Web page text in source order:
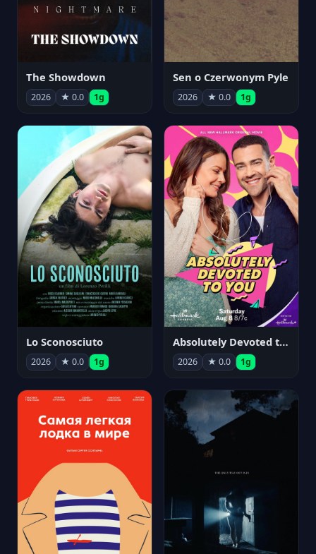
The Showdown
2026 ★ 0.0 1g
Sen o Czerwonym Pyle
2026 ★ 0.0 1g
Lo Sconosciuto
2026 ★ 0.0 1g
Absolutely Devoted to You
2026 ★ 0.0 1g